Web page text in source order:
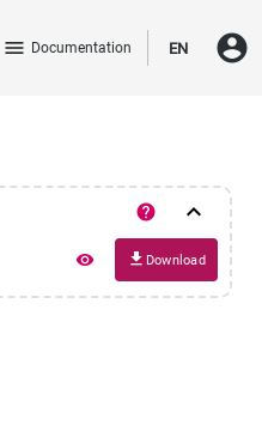
menu Documentation EN account_circle
help keyboard_arrow_down
remove_red_eye file_download Download